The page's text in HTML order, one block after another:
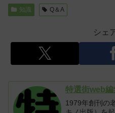
知識 Q＆A
シェ
特選街web編
1979年創刊の